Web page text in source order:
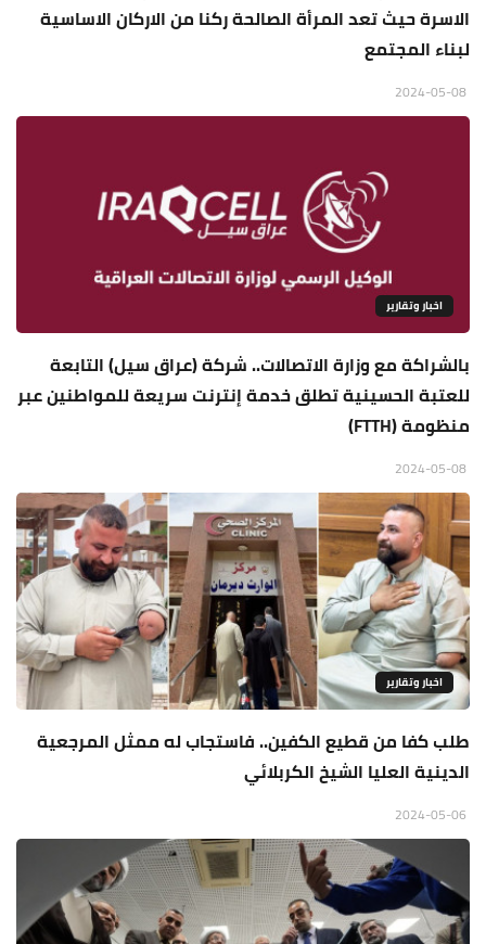
الاسرة حيث تعد المرأة الصالحة ركنا من الاركان الاساسية
لبناء المجتمع
اخبار وتقارير
بالشراكة مع وزارة الاتصالات.. شركة (عراق سيل) التابعة
للعتبة الحسينية تطلق خدمة إنترنت سريعة للمواطنين عبر
منظومة (FTTH)
اخبار وتقارير
طلب كفا من قطيع الكفين.. فاستجاب له ممثل المرجعية
الدينية العليا الشيخ الكربلائي